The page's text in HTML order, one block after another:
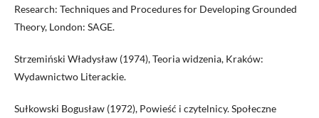
Research: Techniques and Procedures for Developing Grounded
Theory, London: SAGE.
Strzemiński Władysław (1974), Teoria widzenia, Kraków:
Wydawnictwo Literackie.
Sułkowski Bogusław (1972), Powieść i czytelnicy. Społeczne